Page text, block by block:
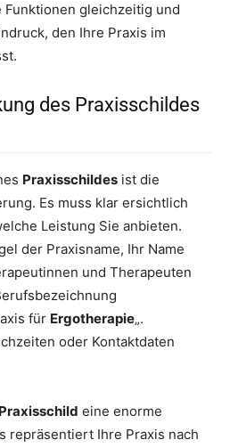
gleichzeitig und
den Ihre Praxis im
des Praxisschildes
Praxisschildes ist die
Es muss klar ersichtlich
Leistung Sie anbieten.
der Praxisname, Ihr Name
und Therapeuten
für Ergotherapie„.
oder Kontaktdaten
Praxisschild eine enorme
repräsentiert Ihre Praxis nach